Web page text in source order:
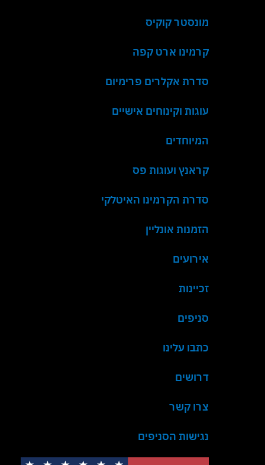
מונסטר קוקיס
קרמינו ארט קפה
סדרת אקלרים פרימיום
עוגות וקינוחים אישיים
המיוחדים
קראנץ ועוגות פס
סדרת הקרמינו האיטלקי
הזמנות אונליין
אירועים
זכיינות
סניפים
כתבו עלינו
דרושים
צרו קשר
נגישות הסניפים